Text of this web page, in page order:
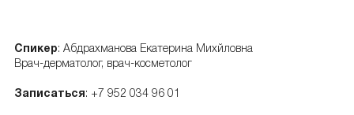
Спикер: Абдрахманова Екатерина Михйловна
Врач-дерматолог, врач-косметолог
Записаться: +7 952 034 96 01